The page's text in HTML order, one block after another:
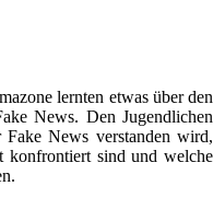
lernten etwas über den
News. Den Jugendlichen
Fake News verstanden wird,
sind und welche